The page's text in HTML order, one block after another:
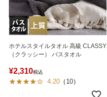
ホテルスタイルタオル 高級 CLASSY
（クラッシー） バスタオル
¥2,310税込
4.20 （ 10）